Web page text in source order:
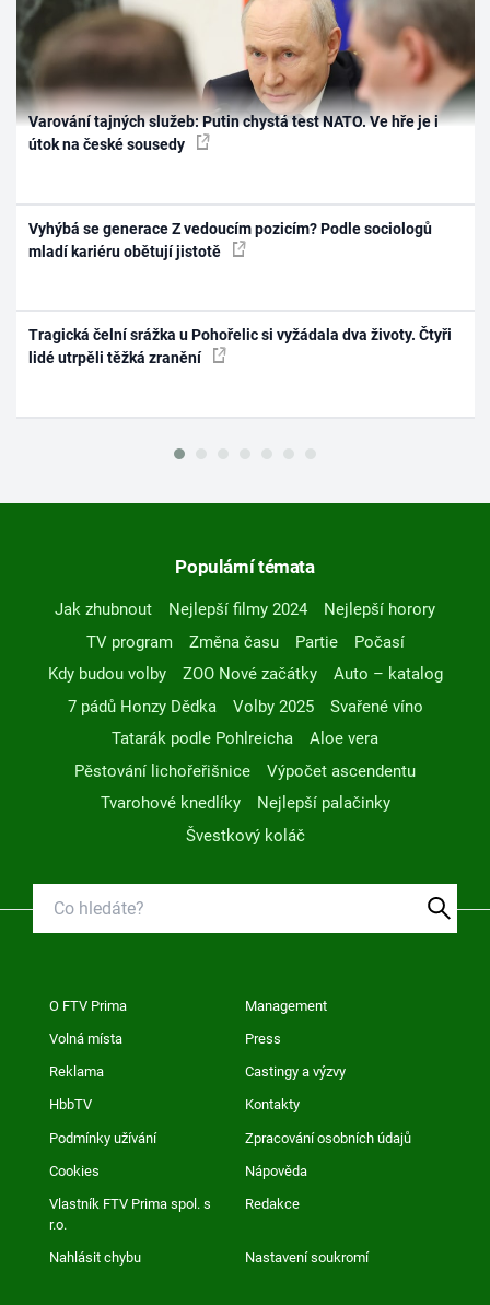
Varování tajných služeb: Putin chystá test NATO. Ve hře je i
útok na české sousedy
Vyhýbá se generace Z vedoucím pozicím? Podle sociologů
mladí kariéru obětují jistotě
Tragická čelní srážka u Pohořelic si vyžádala dva životy. Čtyři
lidé utrpěli těžká zranění
Populární témata
Jak zhubnout Nejlepší filmy 2024
Nejlepší horory
TV program
Změna času Partie
Počasí
Kdy budou volby
ZOO Nové začátky
Auto – katalog
7 pádů Honzy Dědka
Volby 2025
Svařené víno
Tatarák podle Pohlreicha
Aloe vera
Pěstování lichořeřišnice
Výpočet ascendentu
Tvarohové knedlíky
Nejlepší palačinky
Švestkový koláč
O FTV Prima Management
Volná místa Press
Reklama Castingy a výzvy
HbbTV Kontakty
Podmínky užívání Zpracování osobních údajů
Cookies Nápověda
Vlastník FTV Prima spol. s
r.o.
Redakce
Nahlásit chybu Nastavení soukromí